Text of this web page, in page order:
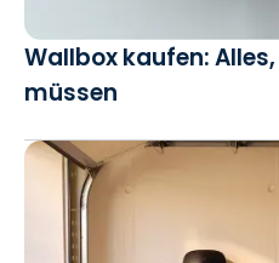
Wallbox kaufen:
müssen